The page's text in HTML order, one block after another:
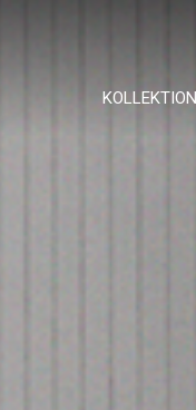
KOLLEKTION